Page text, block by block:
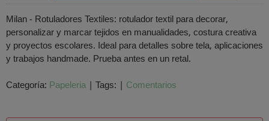
Milan - Rotuladores Textiles: rotulador textil para decorar,
personalizar y marcar tejidos en manualidades, costura creativa
y proyectos escolares. Ideal para detalles sobre tela, aplicaciones
y trabajos handmade. Prueba antes en un retal.
Categoría: Papeleria | Tags: | Comentarios